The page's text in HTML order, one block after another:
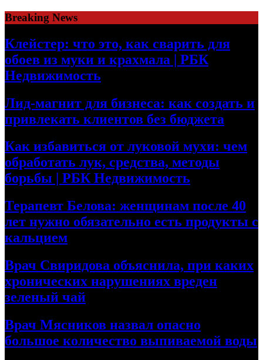
Skip
to
content
Breaking News
Клейстер: что это, как сварить для
обоев из муки и крахмала | РБК
Недвижимость
Лид-магнит для бизнеса: как создать и
привлекать клиентов без бюджета
Как избавиться от луковой мухи: чем
обработать лук, средства, методы
борьбы | РБК Недвижимость
Терапевт Белова: женщинам после 40
лет нужно обязательно есть продукты с
кальцием
Врач Свиридова объяснила, при каких
хронических нарушениях вреден
зеленый чай
Врач Мясников назвал опасно
большое количество выпиваемой воды